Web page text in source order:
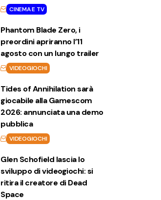
CINEMA E TV
Phantom Blade Zero, i
preordini apriranno l’11
agosto con un lungo trailer
VIDEOGIOCHI
Tides of Annihilation sarà
giocabile alla Gamescom
2026: annunciata una demo
pubblica
VIDEOGIOCHI
Glen Schofield lascia lo
sviluppo di videogiochi: si
ritira il creatore di Dead
Space